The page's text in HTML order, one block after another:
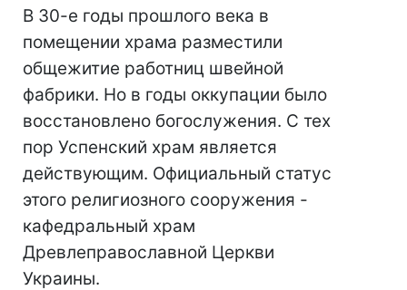
В 30-е годы прошлого века в
помещении храма разместили
общежитие работниц швейной
фабрики. Но в годы оккупации было
восстановлено богослужения. С тех
пор Успенский храм является
действующим. Официальный статус
этого религиозного сооружения -
кафедральный храм
Древлеправославной Церкви
Украины.